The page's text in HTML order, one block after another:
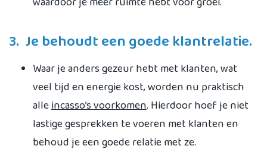
3. Je behoudt een goede klantrelatie.
Waar je anders gezeur hebt met klanten, wat
veel tijd en energie kost, worden nu praktisch
alleincasso’s voorkomen. Hierdoor hoef je niet
lastige gesprekken te voeren met klanten en
behoud je een goede relatie met ze.